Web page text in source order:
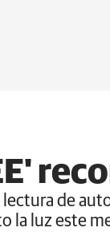
lectura de
la luz este